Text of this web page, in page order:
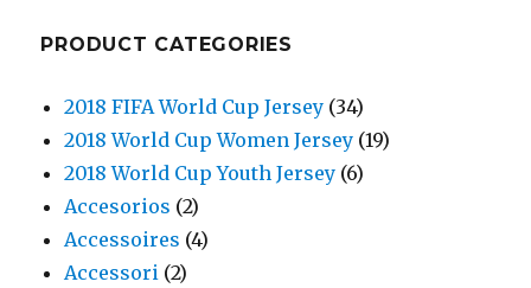
PRODUCT CATEGORIES
2018 FIFA World Cup Jersey (34)
2018 World Cup Women Jersey (19)
2018 World Cup Youth Jersey (6)
Accesorios (2)
Accessoires (4)
Accessori (2)